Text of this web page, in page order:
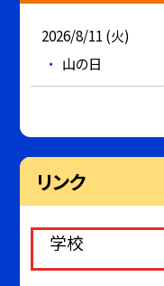
2026/8/11 (火)
山の日
リンク
学校